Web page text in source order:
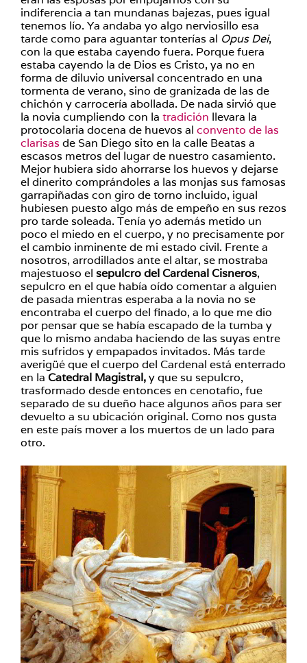
indiferencia a tan mundanas bajezas, pues igual
tenemos lío. Ya andaba yo algo nerviosillo esa
tarde como para aguantar tonterías al Opus Dei,
con la que estaba cayendo fuera. Porque fuera
estaba cayendo la de Dios es Cristo, ya no en
forma de diluvio universal concentrado en una
tormenta de verano, sino de granizada de las de
chichón y carrocería abollada. De nada sirvió que
la novia cumpliendo con la tradición llevara la
protocolaria docena de huevos al convento de las
clarisas de San Diego sito en la calle Beatas a
escasos metros del lugar de nuestro casamiento.
Mejor hubiera sido ahorrarse los huevos y dejarse
el dinerito comprándoles a las monjas sus famosas
garrapiñadas con giro de torno incluido, igual
hubiesen puesto algo más de empeño en sus rezos
pro tarde soleada. Tenía yo además metido un
poco el miedo en el cuerpo, y no precisamente por
el cambio inminente de mi estado civil. Frente a
nosotros, arrodillados ante el altar, se mostraba
majestuoso el sepulcro del Cardenal Cisneros,
sepulcro en el que había oído comentar a alguien
de pasada mientras esperaba a la novia no se
encontraba el cuerpo del finado, a lo que me dio
por pensar que se había escapado de la tumba y
que lo mismo andaba haciendo de las suyas entre
mis sufridos y empapados invitados. Más tarde
averigüé que el cuerpo del Cardenal está enterrado
en la Catedral Magistral,y que su sepulcro,
trasformado desde entonces en cenotafio, fue
separado de su dueño hace algunos años para ser
devuelto a su ubicación original. Como nos gusta
en este país mover a los muertos de un lado para
otro.